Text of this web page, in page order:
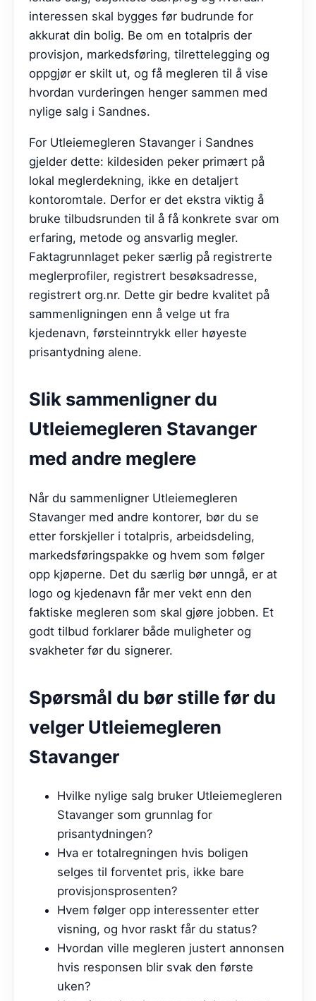
interessen skal bygges før budrunde for
akkurat din bolig. Be om en totalpris der
provisjon, markedsføring, tilrettelegging og
oppgjør er skilt ut, og få megleren til å vise
hvordan vurderingen henger sammen med
nylige salg i Sandnes.
For Utleiemegleren Stavanger i Sandnes
gjelder dette: kildesiden peker primært på
lokal meglerdekning, ikke en detaljert
kontoromtale. Derfor er det ekstra viktig å
bruke tilbudsrunden til å få konkrete svar om
erfaring, metode og ansvarlig megler.
Faktagrunnlaget peker særlig på registrerte
meglerprofiler, registrert besøksadresse,
registrert org.nr. Dette gir bedre kvalitet på
sammenligningen enn å velge ut fra
kjedenavn, førsteinntrykk eller høyeste
prisantydning alene.
Slik sammenligner du
Utleiemegleren Stavanger
med andre meglere
Når du sammenligner Utleiemegleren
Stavanger med andre kontorer, bør du se
etter forskjeller i totalpris, arbeidsdeling,
markedsføringspakke og hvem som følger
opp kjøperne. Det du særlig bør unngå, er at
logo og kjedenavn får mer vekt enn den
faktiske megleren som skal gjøre jobben. Et
godt tilbud forklarer både muligheter og
svakheter før du signerer.
Spørsmål du bør stille før du
velger Utleiemegleren
Stavanger
Hvilke nylige salg bruker Utleiemegleren
Stavanger som grunnlag for
prisantydningen?
Hva er totalregningen hvis boligen
selges til forventet pris, ikke bare
provisjonsprosenten?
Hvem følger opp interessenter etter
visning, og hvor raskt får du status?
Hvordan ville megleren justert annonsen
hvis responsen blir svak den første
uken?